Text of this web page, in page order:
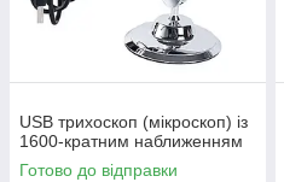
USB трихоскоп (мікроскоп) із
1600-кратним наближенням
Готово до відправки